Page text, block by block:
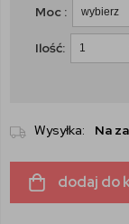
Moc :
Ilość:
Wysyłka: Na
dodaj do